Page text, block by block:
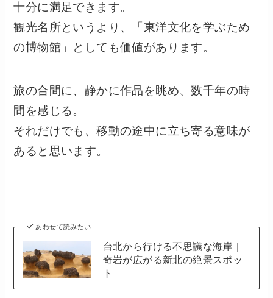
十分に満足できます。
観光名所というより、「東洋文化を学ぶため
の博物館」としても価値があります。
旅の合間に、静かに作品を眺め、数千年の時
間を感じる。
それだけでも、移動の途中に立ち寄る意味が
あると思います。
あわせて読みたい
台北から行ける不思議な海岸｜
奇岩が広がる新北の絶景スポッ
ト